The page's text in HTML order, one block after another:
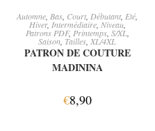
AJOUTER AU PANIER
Automne, Bas, Court, Débutant, Eté,
Hiver, Intermédiaire, Niveau,
Patrons PDF, Printemps, S/XL,
Saison, Tailles, XL/4XL
PATRON DE COUTURE
MADININA
€8,90